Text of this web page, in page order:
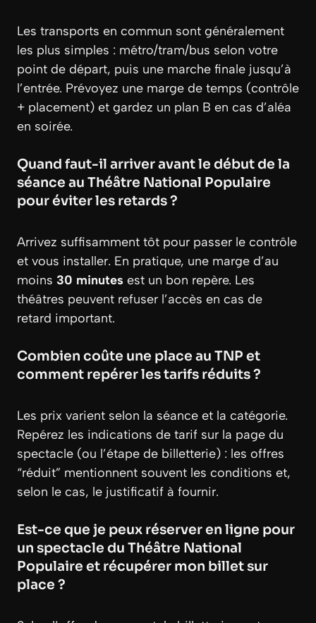
Les transports en commun sont généralement
les plus simples : métro/tram/bus selon votre
point de départ, puis une marche finale jusqu’à
l’entrée. Prévoyez une marge de temps (contrôle
+ placement) et gardez un plan B en cas d’aléa
en soirée.
Quand faut-il arriver avant le début de la
séance au Théâtre National Populaire
pour éviter les retards ?
Arrivez suffisamment tôt pour passer le contrôle
et vous installer. En pratique, une marge d’au
moins 30 minutes est un bon repère. Les
théâtres peuvent refuser l’accès en cas de
retard important.
Combien coûte une place au TNP et
comment repérer les tarifs réduits ?
Les prix varient selon la séance et la catégorie.
Repérez les indications de tarif sur la page du
spectacle (ou l’étape de billetterie) : les offres
“réduit” mentionnent souvent les conditions et,
selon le cas, le justificatif à fournir.
Est-ce que je peux réserver en ligne pour
un spectacle du Théâtre National
Populaire et récupérer mon billet sur
place ?